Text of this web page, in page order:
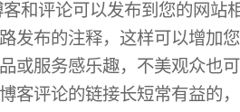
和评论可以发布到您的网站
发布的注释，这样可以增加
或服务感乐趣，不美观众也
客评论的链接长短常有益的